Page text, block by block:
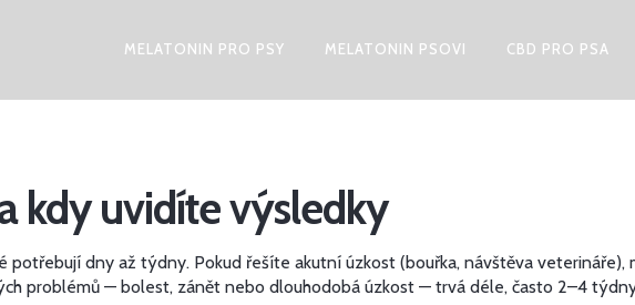
MELATONIN PRO PSY MELATONIN PSOVI CBD PRO PSA
kdy uvidíte výsledky
potřebují dny až týdny. Pokud řešíte akutní úzkost (bouřka, návštěva
problémů — bolest, zánět nebo dlouhodobá úzkost — trvá déle, často 2–4